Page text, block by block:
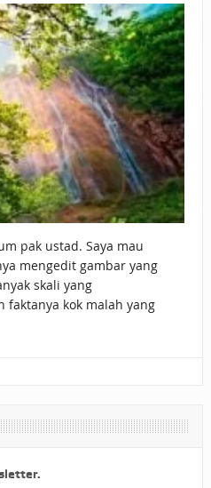
ZAKAT UANG?
HALAL JIKA SEBAB
SYAR’I
DENGAN CARA MENGANGSUR
pak ustad. Saya mau
mengedit gambar yang
skali yang
faktanya kok malah yang